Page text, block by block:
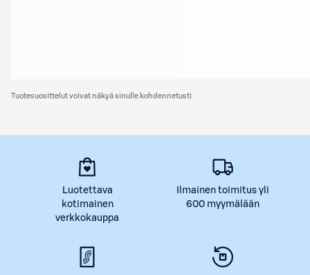
Tuotesuosittelut voivat näkyä sinulle kohdennetusti
Luotettava
kotimainen
verkkokauppa
Ilmainen toimitus yli
600 myymälään